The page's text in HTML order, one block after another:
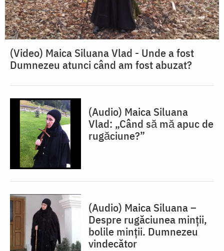
(Video) Maica Siluana Vlad - Unde a fost
Dumnezeu atunci când am fost abuzat?
(Audio) Maica Siluana
Vlad: „Când să mă apuc de
rugăciune?”
(Audio) Maica Siluana –
Despre rugăciunea minții,
bolile minții. Dumnezeu
vindecător